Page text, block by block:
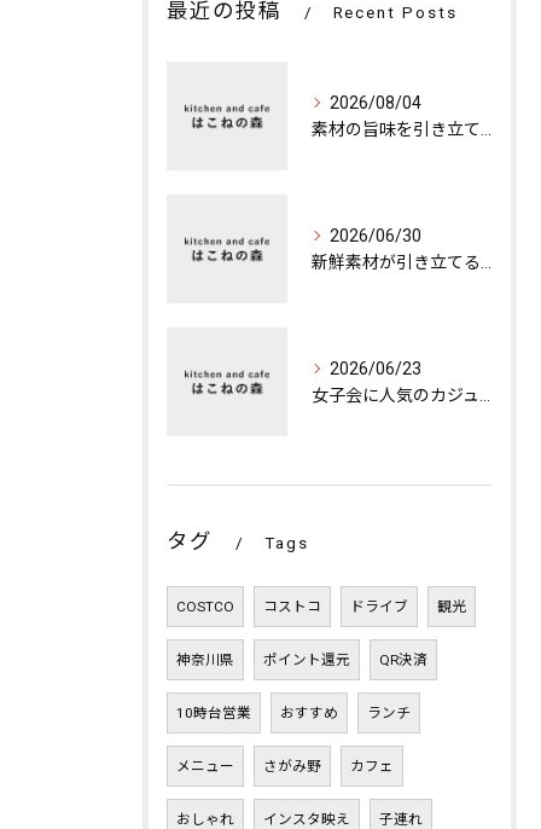
最近の投稿 Recent Posts
2026/08/04
2026/06/30
2026/06/23
タグ Tags
COSTCO コストコ ドライブ 観光
神奈川県 ポイント還元 QR決済
10時台営業 おすすめ ランチ
メニュー さがみ野 カフェ
おしゃれ インスタ映え 子連れ